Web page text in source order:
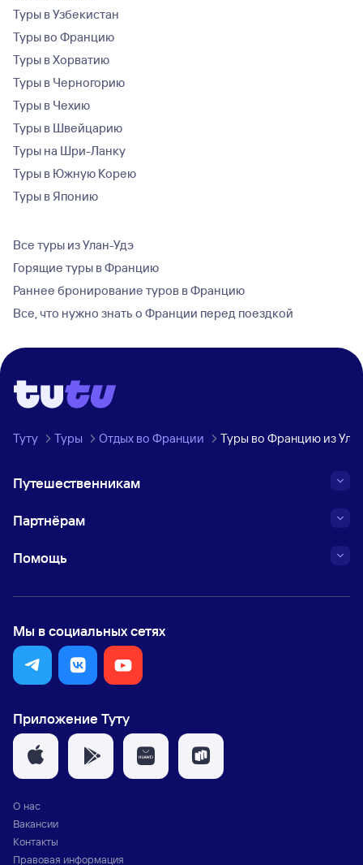
Туры в Узбекистан
Туры во Францию
Туры в Хорватию
Туры в Черногорию
Туры в Чехию
Туры в Швейцарию
Туры на Шри-Ланку
Туры в Южную Корею
Туры в Японию
Все туры из Улан-Удэ
Горящие туры в Францию
Раннее бронирование туров в Францию
Все, что нужно знать о Франции перед поездкой
Туту Туры Отдых во Франции Туры во Францию из
Путешественникам
Партнёрам
Помощь
Мы в социальных сетях
Приложение Туту
О нас
Вакансии
Контакты
Правовая информация